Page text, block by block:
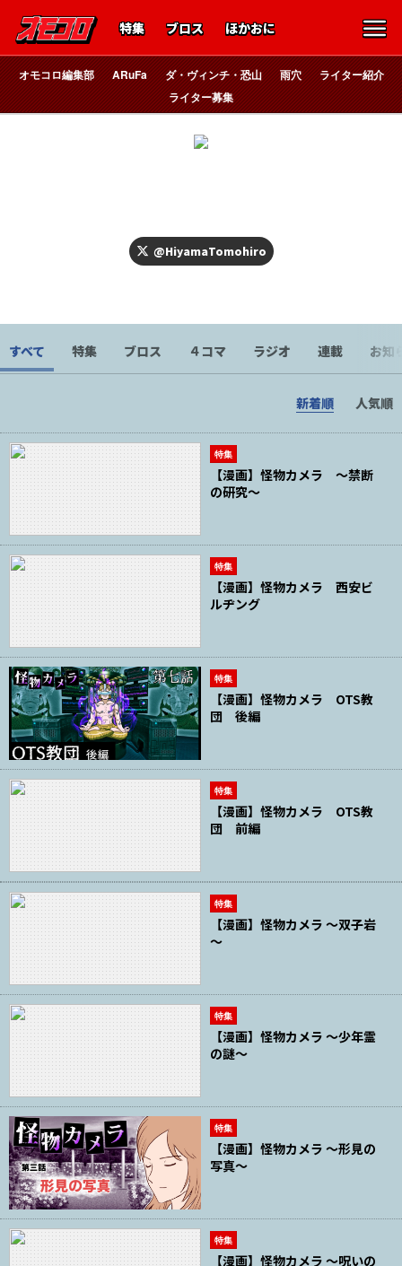
特集 ブロス ほかおに
オモコロ編集部 ARuFa ダ・ヴィンチ・恐山 雨穴
ライター紹介
ライター募集
@HiyamaTomohiro
すべて 特集 ブロス ４コマ ラジオ 連載 お知
新着順 人気順
特集
【漫画】怪物カメラ ～禁断
の研究～
特集
【漫画】怪物カメラ 西安ビ
ルヂング
特集
【漫画】怪物カメラ OTS教
団 後編
特集
【漫画】怪物カメラ OTS教
団 前編
特集
【漫画】怪物カメラ ～双子岩
～
特集
【漫画】怪物カメラ ～少年霊
の謎～
特集
【漫画】怪物カメラ ～形見の
写真～
特集
【漫画】怪物カメラ ～呪いの